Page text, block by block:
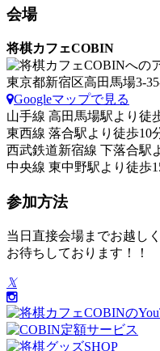
会場
将棋カフェCOBIN
東京都新宿区高田馬場3-
Googleマップで見る
山手線 高田馬場駅より徒
東西線 落合駅より徒歩10
西武鉄道新宿線 下落合駅
中央線 東中野駅より徒歩
参加方法
当日直接会場までお越し
お待ちしております！！
𝕏